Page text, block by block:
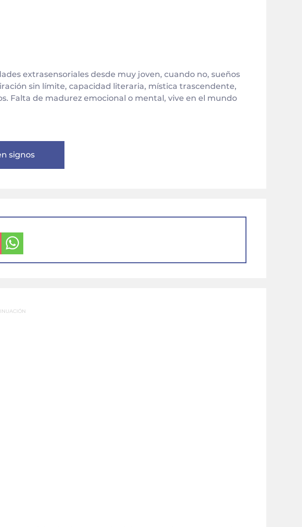
extrasensoriales desde muy joven, cuando no, sueños
sin límite, capacidad literaria, mística trascendente,
Falta de madurez emocional o mental, vive en el mundo
signos